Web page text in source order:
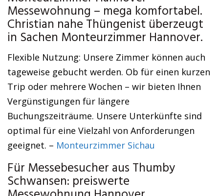
Messewohnung – mega komfortabel.
Christian nahe Thüngenist überzeugt
in Sachen Monteurzimmer Hannover.
Flexible Nutzung: Unsere Zimmer können auch
tageweise gebucht werden. Ob für einen kurzen
Trip oder mehrere Wochen – wir bieten Ihnen
Vergünstigungen für längere
Buchungszeiträume. Unsere Unterkünfte sind
optimal für eine Vielzahl von Anforderungen
geeignet. – Monteurzimmer Sichau
Für Messebesucher aus Thumby
Schwansen: preiswerte